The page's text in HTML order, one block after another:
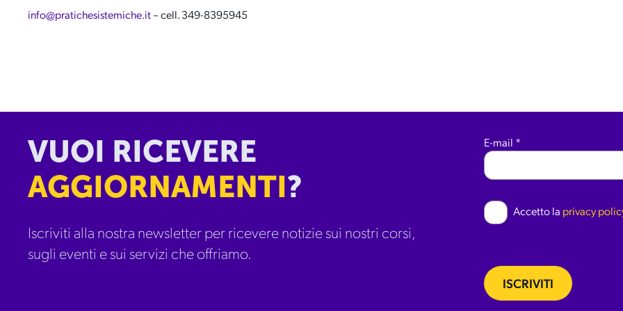
info@pratichesistemiche.it– cell. 349-8395945
VUOI RICEVERE
AGGIORNAMENTI?
Iscriviti alla nostra newsletter per ricevere notizie sui nostri corsi,
sugli eventi e sui servizi che offriamo.
E-mail *
Accetto la privacy
ISCRIVITI